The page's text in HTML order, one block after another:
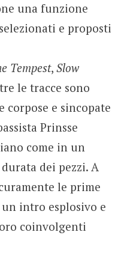
una funzione
e proposti
Tempest, Slow
le tracce sono
corpose e sincopate
Prinsse
come in un
dei pezzi. A
le prime
intro esplosivo e
coinvolgenti